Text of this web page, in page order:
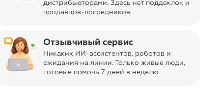
дистрибьюторами. Здесь нет поддеклок и
продавцов-посредников.
Отзывчивый сервис
Никаких ИИ-ассистентов, роботов и
ожидания на линии. Только живые люди,
готовые помочь 7 дней в неделю.